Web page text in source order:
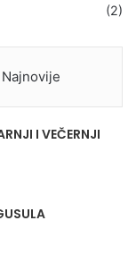
(2)
Najnovije
I VEČERNJI